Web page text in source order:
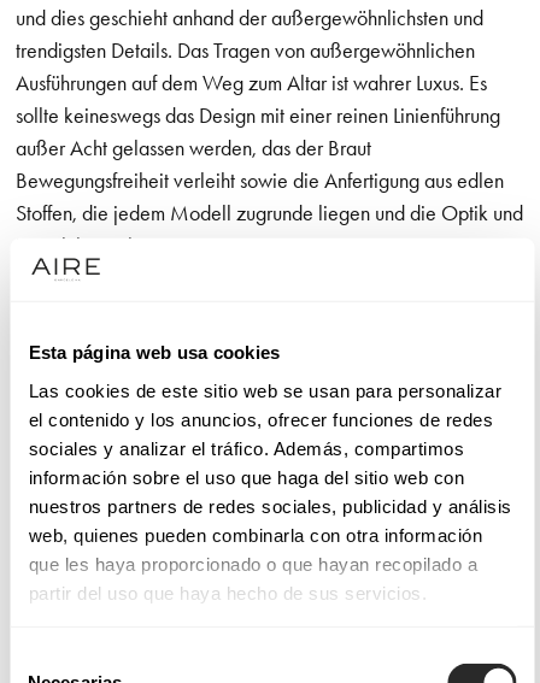
Esta página web usa cookies
Las cookies de este sitio web se usan para personalizar
el contenido y los anuncios, ofrecer funciones de redes
sociales y analizar el tráfico. Además, compartimos
información sobre el uso que haga del sitio web con
nuestros partners de redes sociales, publicidad y análisis
web, quienes pueden combinarla con otra información
que les haya proporcionado o que hayan recopilado a
partir del uso que haya hecho de sus servicios.
und dies geschieht anhand der außergewöhnlichsten und
trendigsten Details. Das Tragen von außergewöhnlichen
Ausführungen auf dem Weg zum Altar ist wahrer Luxus. Es
sollte keineswegs das Design mit einer reinen Linienführung
außer Acht gelassen werden, das der Braut
Bewegungsfreiheit verleiht sowie die Anfertigung aus edlen
Stoffen, die jedem Modell zugrunde liegen und die Optik und
Haptik bezaubern
und Applikationen versehen, die einen bewundernswerten
Stil hervorheben. Dabei kann es sich um
meerjungfrau
brautkleider mit geschnürtem Brust- und Taillenbereich
handeln, die den Körper zart und mit der richtigen Brise
Gewagtheit umhüllen.
In unseren Kollektionen an Brautkleidern Aire Atelier, Aire